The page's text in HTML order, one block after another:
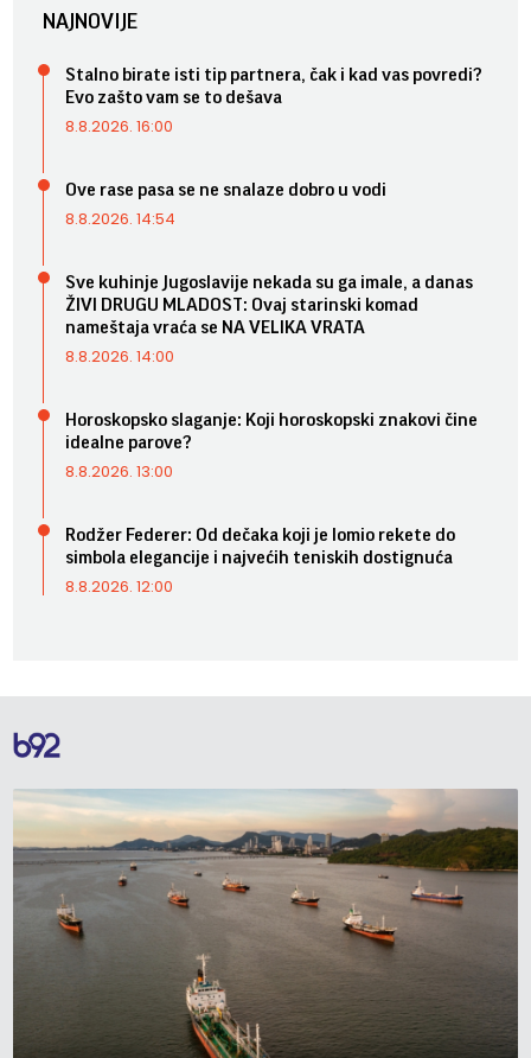
NAJNOVIJE
Stalno birate isti tip partnera, čak i kad vas povredi?
Evo zašto vam se to dešava
8.8.2026. 16:00
Ove rase pasa se ne snalaze dobro u vodi
8.8.2026. 14:54
Sve kuhinje Jugoslavije nekada su ga imale, a danas
ŽIVI DRUGU MLADOST: Ovaj starinski komad
nameštaja vraća se NA VELIKA VRATA
8.8.2026. 14:00
Horoskopsko slaganje: Koji horoskopski znakovi čine
idealne parove?
8.8.2026. 13:00
Rodžer Federer: Od dečaka koji je lomio rekete do
simbola elegancije i najvećih teniskih dostignuća
8.8.2026. 12:00